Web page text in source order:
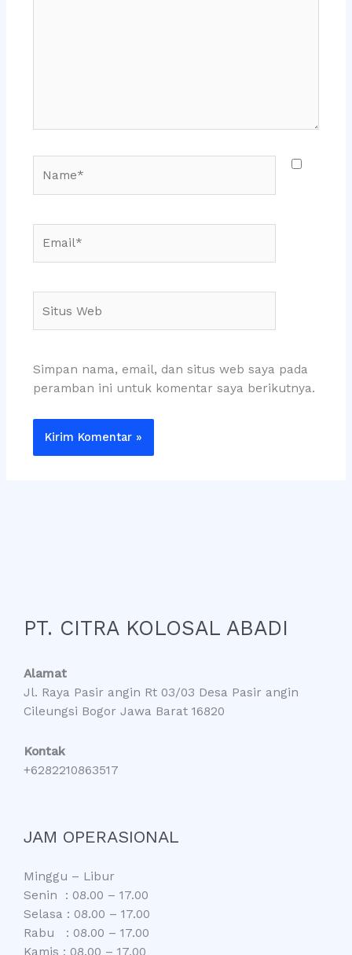
Web
Simpan nama, email, dan situs web saya pada
peramban ini untuk komentar saya berikutnya.
PT. CITRA KOLOSAL ABADI
Alamat
Jl. Raya Pasir angin Rt 03/03 Desa Pasir angin
Cileungsi Bogor Jawa Barat 16820
Kontak
+6282210863517
JAM OPERASIONAL
Minggu – Libur
Senin : 08.00 – 17.00
Selasa : 08.00 – 17.00
Rabu : 08.00 – 17.00
Kamis : 08.00 – 17.00